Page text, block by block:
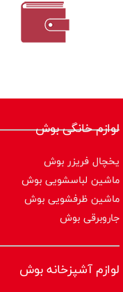
لوازم خانگی بوش
یخچال فریزر بوش
ماشین لباسشویی بوش
ماشین ظرفشویی بوش
جاروبرقی بوش
لوازم آشپزخانه بوش